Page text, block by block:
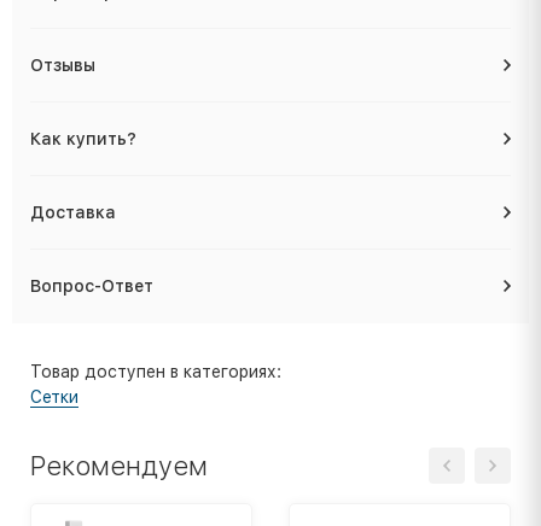
Отзывы
Как купить?
Доставка
Вопрос-Ответ
Товар доступен в категориях:
Cетки
Рекомендуем